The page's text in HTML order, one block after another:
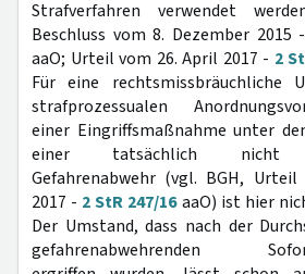
Strafverfahren verwendet
Beschluss vom 8. Dezember 2015 -
aaO; Urteil vom 26. April 2017 - 2
Für eine rechtsmissbräuchliche
strafprozessualen
einer Eingriffsmaßnahme unter
einer tatsächlich nicht
Gefahrenabwehr (vgl. BGH,
2017 - 2 StR 247/16aaO) ist hier
Der Umstand, dass nach der
gefahrenabwehrenden